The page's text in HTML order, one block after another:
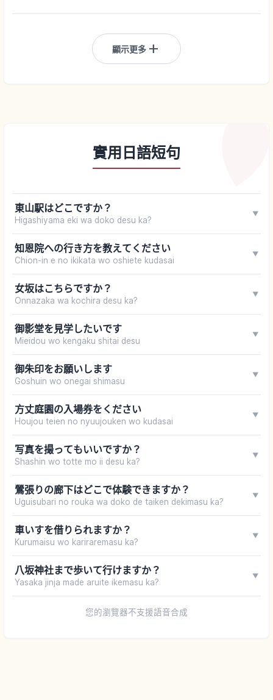
顯示更多 add
實用日語短句
東山駅はどこですか？
Higashiyama eki wa doko desu ka?
▼
知恩院への行き方を教えてください
Chion-in e no ikikata wo oshiete kudasai
▼
女坂はこちらですか？
Onnazaka wa kochira desu ka?
▼
御影堂を見学したいです
Mieidou wo kengaku shitai desu
▼
御朱印をお願いします
Goshuin wo onegai shimasu
▼
方丈庭園の入場券をください
Houjou teien no nyuujouken wo kudasai
▼
写真を撮ってもいいですか？
Shashin wo totte mo ii desu ka?
▼
鶯張りの廊下はどこで体験できますか？
Uguisubari no rouka wa doko de taiken dekimasu ka?
▼
車いすを借りられますか？
Kurumaisu wo kariraremasu ka?
▼
八坂神社まで歩いて行けますか？
Yasaka jinja made aruite ikemasu ka?
▼
您的瀏覽器不支援語音合成